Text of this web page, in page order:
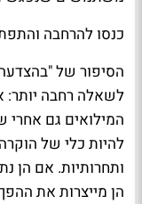
כנסו להרחבה
הסיפור של
לשאלה רחבה יותר:
המילואים גם אחרי
להיות כלי של
ותחרותיות. אם הן
הן מייצרות את